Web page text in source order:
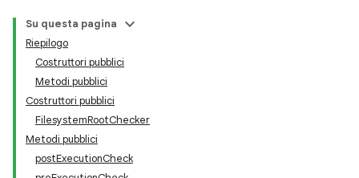
Su questa pagina
Riepilogo
Costruttori pubblici
Metodi pubblici
Costruttori pubblici
FilesystemRootChecker
Metodi pubblici
postExecutionCheck